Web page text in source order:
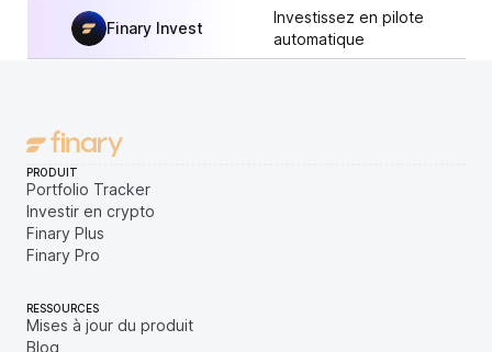
Finary Invest
Investissez en pilote
automatique
PRODUIT
Portfolio Tracker
Investir en crypto
Finary Plus
Finary Pro
RESSOURCES
Mises à jour du produit
Blog